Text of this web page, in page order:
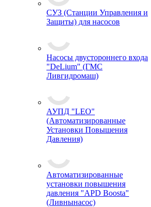
СУЗ (Станции Управления и
Защиты) для насосов
Насосы двустороннего входа
"DeLium" (ГМС
Ливгидромаш)
АУПД "LEO"
(Автоматизированные
Установки Повышения
Давления)
Автоматизированные
установки повышения
давления "APD Boosta"
(Ливнынасос)